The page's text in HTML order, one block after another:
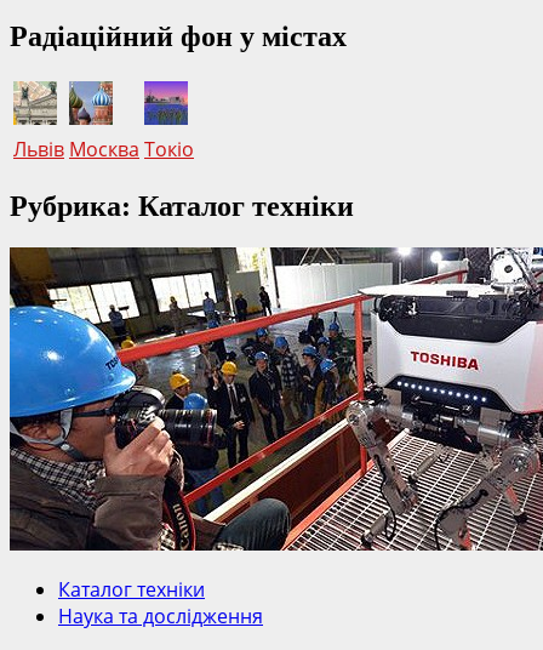
Радіаційний фон у містах
Львів Москва Токіо
Рубрика: Каталог техніки
Каталог техніки
Наука та дослідження